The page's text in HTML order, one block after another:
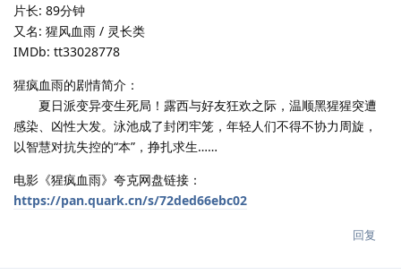
片长: 89分钟
又名: 猩风血雨 / 灵长类
IMDb: tt33028778
猩疯血雨的剧情简介：
夏日派变异变生死局！露西与好友狂欢之际，温顺黑猩猩突遭
感染、凶性大发。泳池成了封闭牢笼，年轻人们不得不协力周旋，
以智慧对抗失控的“本”，挣扎求生……
电影《猩疯血雨》夸克网盘链接：
https://pan.quark.cn/s/72ded66ebc02
回复